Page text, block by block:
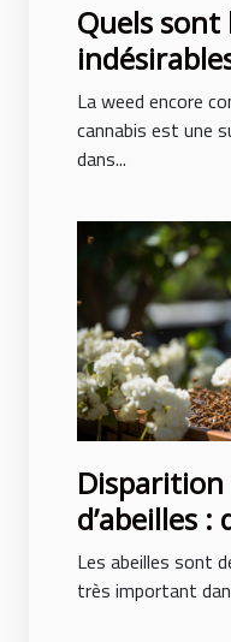
Quels sont
La weed encore
cannabis est une
dans...
Disparition
d’abeilles
causes ?
Les abeilles sont
très important